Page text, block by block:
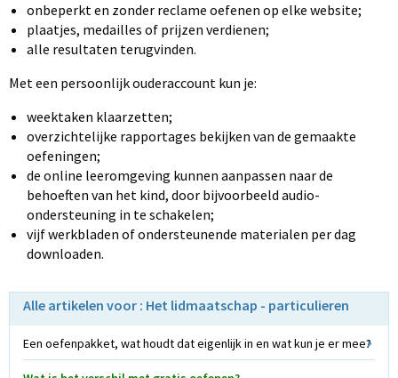
onbeperkt en zonder reclame oefenen op elke website;
plaatjes, medailles of prijzen verdienen;
alle resultaten terugvinden.
Met een persoonlijk ouderaccount kun je:
weektaken klaarzetten;
overzichtelijke rapportages bekijken van de gemaakte
oefeningen;
de online leeromgeving kunnen aanpassen naar de
behoeften van het kind, door bijvoorbeeld audio-
ondersteuning in te schakelen;
vijf werkbladen of ondersteunende materialen per dag
downloaden.
Alle artikelen voor : Het lidmaatschap - particulieren
Een oefenpakket, wat houdt dat eigenlijk in en wat kun je er mee?